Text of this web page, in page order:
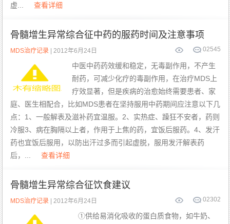
虚...
查看详细
骨髓增生异常综合征中药的服药时间及注意事项
2545
0
MDS治疗记录 | 2012年6月24日
中医中药药效缓和稳定，无毒副作用，不产生
耐药，可减少化疗的毒副作用，在治疗MDS上
疗效显著，但是疾病的治愈始终需要患者、家
庭、医生相配合，比如MDS患者在坚持服用中药期间应注意以下几
点：1、一般解表及滋补药宜温服。2、实热症、躁狂不安者，药则
冷服3、病在胸隔以上者，作用于上焦的药，宜饭后服药。4、发汗
药也宜饭后服用，以防出汗过多而引起虚脱，服用发汗解表药
后，...
查看详细
骨髓增生异常综合征饮食建议
2302
0
MDS治疗记录 | 2012年6月24日
①供给易消化吸收的蛋白质食物，如牛奶、